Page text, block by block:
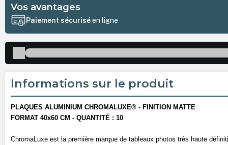
Vos avantages
Paiement sécuriséen ligne
Informations sur le produit
PLAQUES ALUMINIUM CHROMALUXE® - FINITION MATTE
FORMAT 40x60 CM - QUANTITÉ : 10
ChromaLuxe est la première marque de tableaux photos très haute